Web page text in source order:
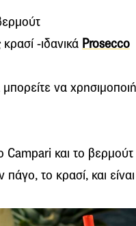
-ιδανικά Prosecco
μπορείτε να
Campari και το
το κρασί, και